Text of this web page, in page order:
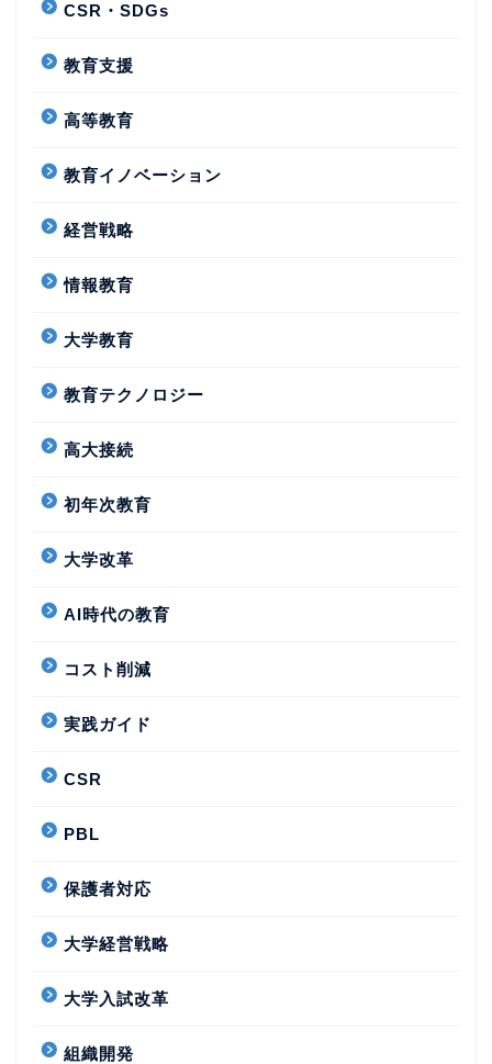
CSR・SDGs
教育支援
高等教育
教育イノベーション
経営戦略
情報教育
大学教育
教育テクノロジー
高大接続
初年次教育
大学改革
AI時代の教育
コスト削減
実践ガイド
CSR
PBL
保護者対応
大学経営戦略
大学入試改革
組織開発